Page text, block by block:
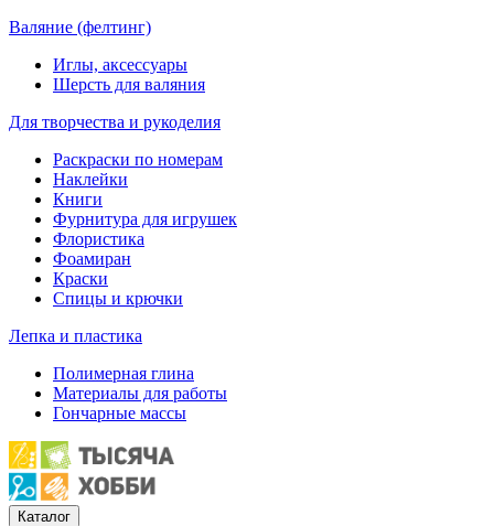
Валяние (фелтинг)
Иглы, аксессуары
Шерсть для валяния
Для творчества и рукоделия
Раскраски по номерам
Наклейки
Книги
Фурнитура для игрушек
Флористика
Фоамиран
Краски
Спицы и крючки
Лепка и пластика
Полимерная глина
Материалы для работы
Гончарные массы
Каталог